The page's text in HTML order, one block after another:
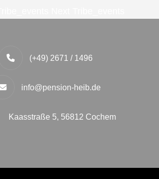
(+49) 2671 / 1496
info@pension-heib.de
Kaasstraße 5, 56812 Cochem